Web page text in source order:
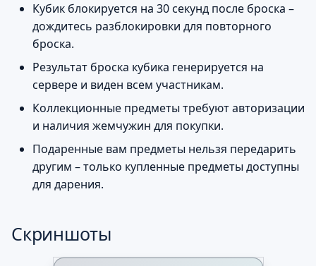
Кубик блокируется на 30 секунд после броска –
дождитесь разблокировки для повторного
броска.
Результат броска кубика генерируется на
сервере и виден всем участникам.
Коллекционные предметы требуют авторизации
и наличия жемчужин для покупки.
Подаренные вам предметы нельзя передарить
другим – только купленные предметы доступны
для дарения.
Скриншоты